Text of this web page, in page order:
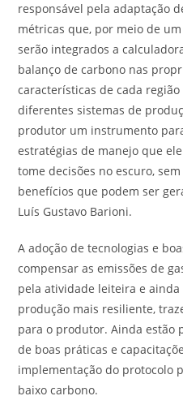
responsável pela adaptação
métricas que, por meio de
serão integrados a
balanço de carbono nas
características de cada
diferentes sistemas de
produtor um instrumento
estratégias de manejo que
tome decisões no escuro,
benefícios que podem ser
Luís Gustavo Barioni.
A adoção de tecnologias e
compensar as emissões de
pela atividade leiteira e
produção mais resiliente,
para o produtor. Ainda estão
de boas práticas e
implementação do protocolo
baixo carbono.